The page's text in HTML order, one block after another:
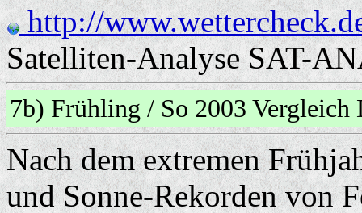
http://
Satelliten-Analyse SAT-
7b) Frühling / So 2003
Nach dem extremen
und Sonne-Rekorden von